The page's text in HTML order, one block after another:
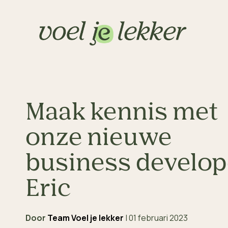
Maak kennis met
onze nieuwe
business
Eric
Door Team Voel je lekker |01 februari 2023